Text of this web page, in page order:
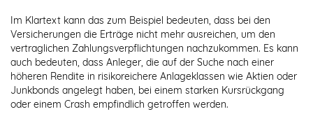
Im Klartext kann das zum Beispiel bedeuten, dass bei den
Versicherungen die Erträge nicht mehr ausreichen, um den
vertraglichen Zahlungsverpflichtungen nachzukommen. Es kann
auch bedeuten, dass Anleger, die auf der Suche nach einer
höheren Rendite in risikoreichere Anlageklassen wie Aktien oder
Junkbonds angelegt haben, bei einem starken Kursrückgang
oder einem Crash empfindlich getroffen werden.